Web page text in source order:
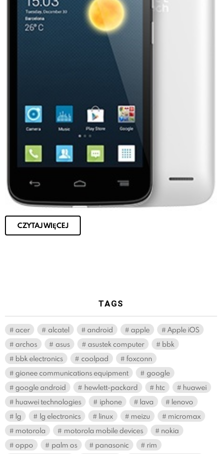
CZYTAJ WIĘCEJ
TAGS
acer alcatel android apple
Apple iOS
archos
asus asustek computer
bbk
bbk electronics
coolpad
foxconn
gionee communications equipment
google
google android
hewlett-packard htc
huawei
huawei technologies
iphone lava
lenovo
lg
lg electronics linux meizu
micromax
motorola
motorola mobile devices
nokia
oppo
palm os panasonic
rim